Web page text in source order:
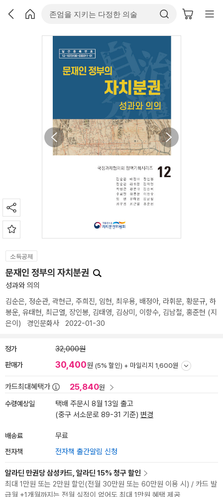
소득공제
문재인 정부의 자치분권
성과와 의의
김순은, 정순관, 곽현근, 주희진, 임현, 최우용, 배정아, 라휘문, 황문규, 하
봉운, 유태현, 최근열, 장인봉, 김태영, 김상미 , 이향수, 김남철, 홍준현 (지
은이) 경인문화사 2022-01-30
정가 32,000원
판매가 30,400원 (5% 할인) + 마일리지 1,600원
카드최대혜택가 25,840원
수령예상일
택배 주문시 8월 13일 출고
(중구 서소문로 89-31 기준) 변경
배송료 무료
전자책 전자책 출간알림 신청
알라딘 만권당 삼성카드, 알라딘 15% 청구 할인
최대 1만원 또는 2만원 할인(전월 30만원 또는 60만원 이용 시) / 카드 발
급월 +1개월까지는 전월 실적이 없어도 최대 1만원 혜택 제공